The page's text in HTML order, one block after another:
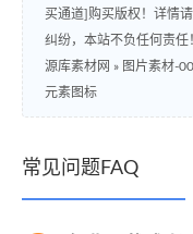
买通道]购买版权！详情
纠纷，本站不负任何责任
源库素材网 » 图片素材-
元素图标
常见问题FAQ